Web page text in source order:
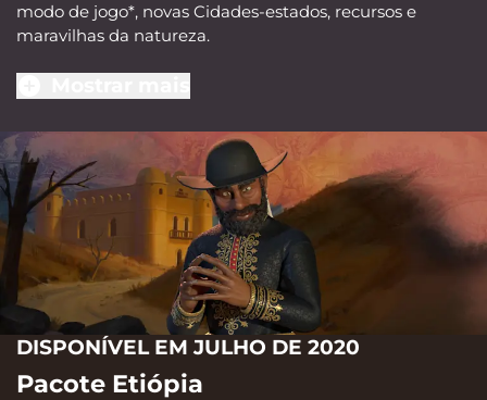
modo de jogo*, novas Cidades-estados, recursos e
maravilhas da natureza.
DISPONÍVEL EM JULHO DE 2020
Pacote Etiópia